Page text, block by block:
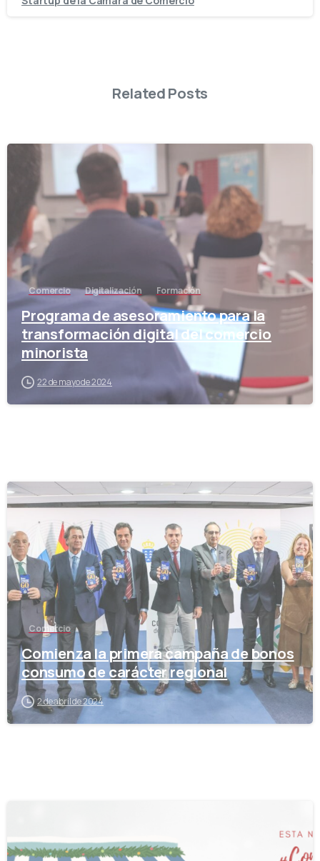
Related Posts
Comercio Digitalización Formación
Programa de asesoramiento para la
transformación digital del comercio
minorista
22 de mayo de 2024
-
Comercio
Comienza la primera campaña de bonos
consumo de carácter regional
2 de abril de 2024